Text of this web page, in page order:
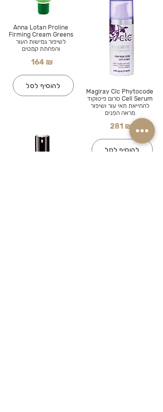
Anna Lotan Proline
Firming Cream Greens
לשיפור גמישות העור
והפחתת קמטים
164 ₪
להוסיף לסל
Magiray Clc Phytocode
Cell Serum סרום פיטוקוד
להחייאת תאי עור ושיפור
מראה הפנים
281 ₪
להוסיף לסל